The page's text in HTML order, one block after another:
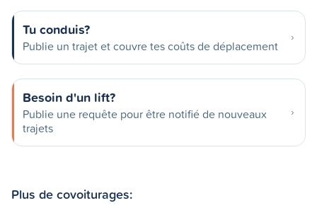
Tu conduis?
Publie un trajet et couvre tes coûts de déplacement
Besoin d'un lift?
Publie une requête pour être notifié de nouveaux
trajets
Plus de covoiturages: